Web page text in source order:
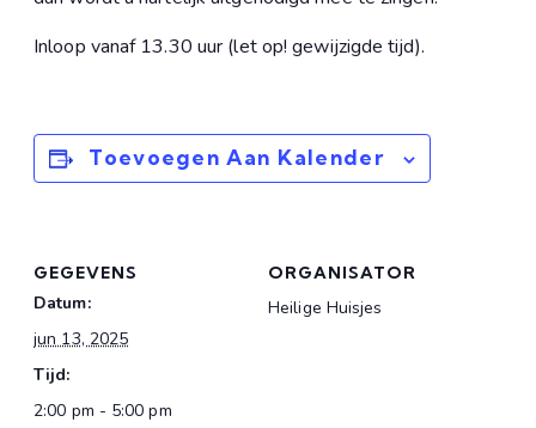
Inloop vanaf 13.30 uur (let op! gewijzigde tijd).
Toevoegen Aan Kalender
GEGEVENS
Datum:
jun 13, 2025
Tijd:
2:00 pm - 5:00 pm
ORGANISATOR
Heilige Huisjes